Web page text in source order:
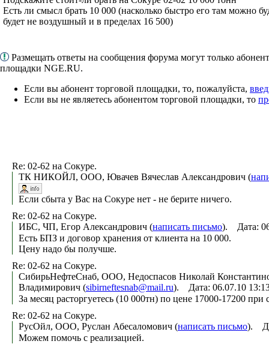
Есть ли смысл брать 10 000 (насколько быстро его там можно
будет не воздушный и в пределах 16 500)
Размещать ответы на сообщения форума могут только
площадки NGE.RU.
Если вы абонент торговой площадки, то, пожалуйста,
Если вы не являетесь абонентом торговой площадки, то
Re: 02-62 на Сокуре.
ТК НИКОЙЛ, ООО, Ювачев Вячеслав Александрович (
Если сбыта у Вас на Сокуре нет - не берите ничего.
Re: 02-62 на Сокуре.
ИБС, ЧП, Егор Александрович (написать письмо). Дата:
Есть БПЗ и договор хранения от клиента на 10 000.
Цену надо бы получше.
Re: 02-62 на Сокуре.
СибирьНефтеСнаб, ООО, Недоспасов Николай
Владимирович (sibirneftesnab@mail.ru). Дата: 06.07.10
За месяц расторгуетесь (10 000тн) по цене 17000-17200
Re: 02-62 на Сокуре.
РусОйл, ООО, Руслан Абесаломович (написать письмо).
Можем помочь с реализацией.